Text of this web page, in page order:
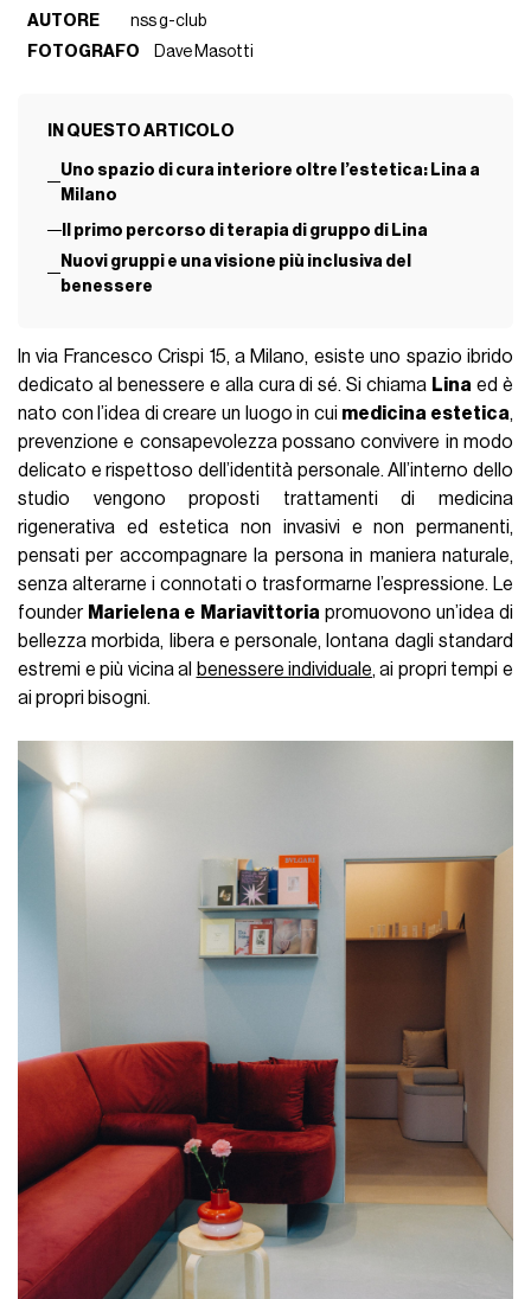
AUTORE
nss g-club
FOTOGRAFO
Dave Masotti
IN QUESTO ARTICOLO
Uno spazio di cura interiore oltre l’estetica: Lina a
Milano
Il primo percorso di terapia di gruppo di Lina
Nuovi gruppi e una visione più inclusiva del
benessere
In via Francesco Crispi 15, a Milano, esiste uno spazio ibrido
dedicato al benessere e alla cura di sé. Si chiama Lina ed è
nato con l’idea di creare un luogo in cui medicina estetica,
prevenzione e consapevolezza possano convivere in modo
delicato e rispettoso dell’identità personale. All’interno dello
studio vengono proposti trattamenti di medicina
rigenerativa ed estetica non invasivi e non permanenti,
pensati per accompagnare la persona in maniera naturale,
senza alterarne i connotati o trasformarne l’espressione. Le
founder Marielena e Mariavittoria promuovono un’idea di
bellezza morbida, libera e personale, lontana dagli standard
estremi e più vicina al benessere individuale, ai propri tempi e
ai propri bisogni.